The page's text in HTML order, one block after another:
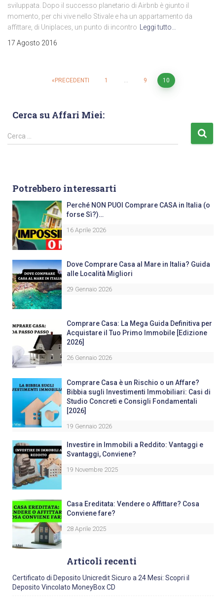
sviluppata. Dopo il successo planetario di Airbnb è giunto il
momento, per chi vive nello Stivale e ha un appartamento da
affittare, di Uniplaces, un punto di incontro
Leggi tutto…
17 Agosto 2016
PRECEDENTI 1 9 10
Cerca su Affari Miei:
Cerca …
Potrebbero interessarti
Perché NON PUOI Comprare CASA in Italia (o
forse Sì?)…
16 Aprile 2026
Dove Comprare Casa al Mare in Italia? Guida
alle Località Migliori
29 Gennaio 2026
Comprare Casa: La Mega Guida Definitiva per
Acquistare il Tuo Primo Immobile [Edizione
2026]
26 Gennaio 2026
Comprare Casa è un Rischio o un Affare?
Bibbia sugli Investimenti Immobiliari: Casi di
Studio Concreti e Consigli Fondamentali
[2026]
19 Gennaio 2026
Investire in Immobili a Reddito: Vantaggi e
Svantaggi, Conviene?
19 Novembre 2025
Casa Ereditata: Vendere o Affittare? Cosa
Conviene fare?
28 Aprile 2025
Articoli recenti
Certificato di Deposito Unicredit Sicuro a 24 Mesi: Scopri il
Deposito Vincolato MoneyBox CD